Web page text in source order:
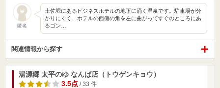
匿名
土佐堀にあるビジネスホテルの地下に涌く温泉です。駐車場が分
かりにくく、ホテルの西側の角を左に曲がってすぐのところにあ
るゴン…
関連情報から探す
湯源郷 太平のゆ なんば店（トウゲンキョウ）
3.5点 / 33 件